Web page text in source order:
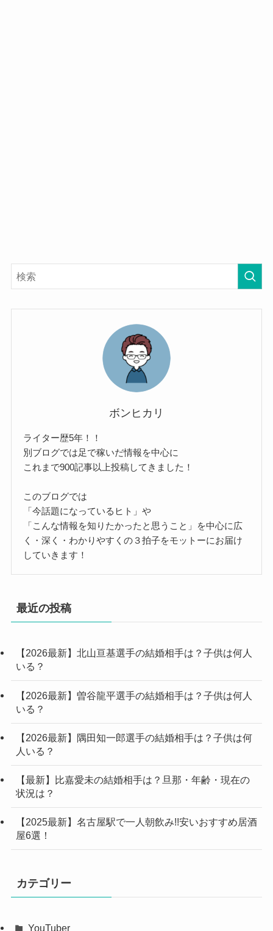
ボンヒカリ
ライター歴5年！！
別ブログでは足で稼いだ情報を中心に
これまで900記事以上投稿してきました！
このブログでは
「今話題になっているヒト」や
「こんな情報を知りたかったと思うこと」を中心に広
く・深く・わかりやすくの３拍子をモットーにお届け
していきます！
最近の投稿
【2026最新】北山亘基選手の結婚相手は？子供は何人
いる？
【2026最新】曽谷龍平選手の結婚相手は？子供は何人
いる？
【2026最新】隅田知一郎選手の結婚相手は？子供は何
人いる？
【最新】比嘉愛未の結婚相手は？旦那・年齢・現在の
状況は？
【2025最新】名古屋駅で一人朝飲み!!安いおすすめ居酒
屋6選！
カテゴリー
YouTuber